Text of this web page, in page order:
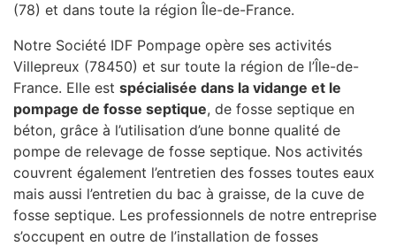
(78) et dans toute la région Île-de-France.
Notre Société IDF Pompage opère ses activités
Villepreux (78450) et sur toute la région de l’Île-de-
France. Elle est spécialisée dans la vidange et le
pompage de fosse septique, de fosse septique en
béton, grâce à l’utilisation d’une bonne qualité de
pompe de relevage de fosse septique. Nos activités
couvrent également l’entretien des fosses toutes eaux
mais aussi l’entretien du bac à graisse, de la cuve de
fosse septique. Les professionnels de notre entreprise
s’occupent en outre de l’installation de fosses